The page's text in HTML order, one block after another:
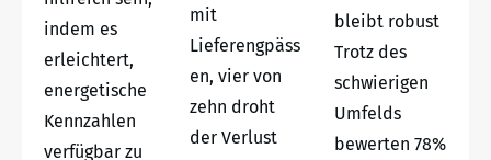
indem es
erleichtert,
energetische
Kennzahlen
verfügbar zu
mit
Lieferengpäss
en, vier von
zehn droht
der Verlust
bleibt robust
Trotz des
schwierigen
Umfelds
bewerten 78%